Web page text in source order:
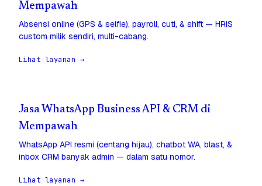
Mempawah
Absensi online (GPS & selfie), payroll, cuti, & shift — HRIS
custom milik sendiri, multi-cabang.
Lihat layanan →
Jasa WhatsApp Business API & CRM di
Mempawah
WhatsApp API resmi (centang hijau), chatbot WA, blast, &
inbox CRM banyak admin — dalam satu nomor.
Lihat layanan →